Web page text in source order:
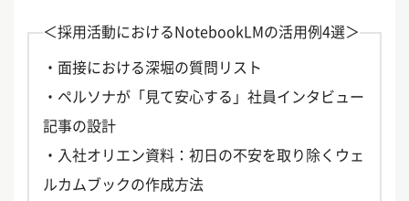
＜採用活動におけるNotebookLMの活用例4選＞
・面接における深堀の質問リスト
・ペルソナが「見て安心する」社員インタビュー
記事の設計
・入社オリエン資料：初日の不安を取り除くウェ
ルカムブックの作成方法